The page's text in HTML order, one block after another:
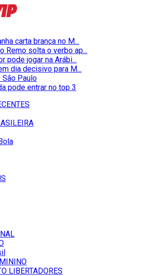
carta branca no M...
Remo solta o verbo ap...
pode jogar na Arábi...
dia decisivo para M...
São Paulo
pode entrar no top 3
LIBERTADORES